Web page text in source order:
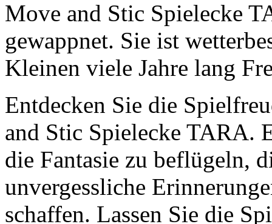
Move and Stic Spielecke
gewappnet. Sie ist
Kleinen viele Jahre lang
Entdecken Sie die
and Stic Spielecke TARA.
die Fantasie zu beflügeln,
unvergessliche
schaffen. Lassen Sie die